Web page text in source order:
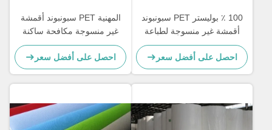
100 ٪ بوليستر PET سبونبوند
أقمشة غير منسوجة لطباعة
أقنعة الوجه القابل للتصرف
3ply
احصل على أفضل سعر
المهنية PET سبونبوند أقمشة
غير منسوجة مكافحة ساكنة
لمنصات تدريب الحيوانات الأليفة
احصل على أفضل سعر